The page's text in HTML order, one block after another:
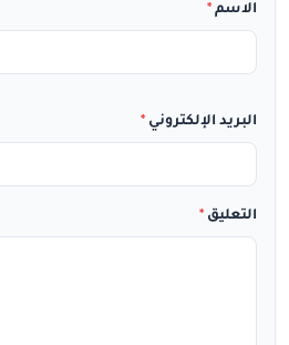
الاسم *
البريد الإلكتروني *
التعليق *